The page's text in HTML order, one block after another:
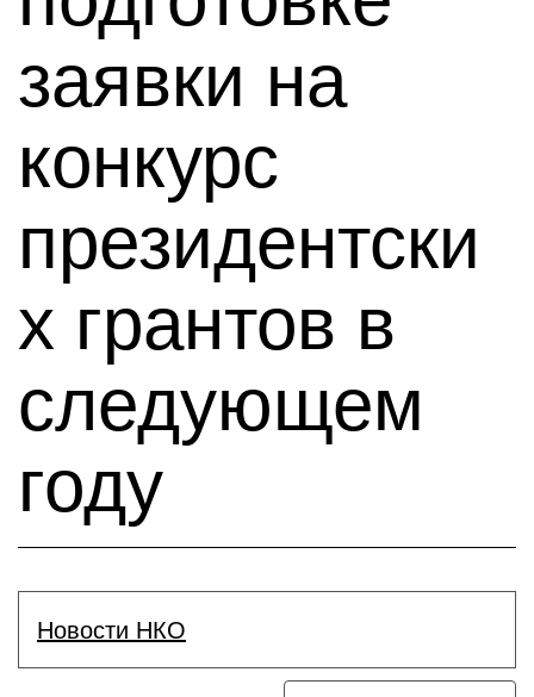
заявки на
конкурс
президентски
х грантов в
следующем
году
Новости НКО